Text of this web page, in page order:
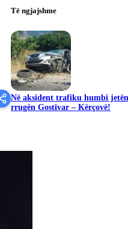
Të ngjajshme
Në aksident trafiku humbi
rrugën Gostivar – Kërçovë!